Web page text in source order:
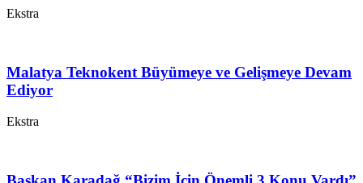
Ekstra
Malatya Teknokent Büyümeye ve Gelişmeye Devam
Ediyor
Ekstra